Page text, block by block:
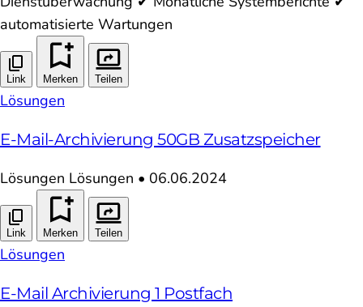
automatisierte Wartungen
Link Merken Teilen
Lösungen
E-Mail-Archivierung 50GB Zusatzspeicher
Lösungen Lösungen • 06.06.2024
Link Merken Teilen
Lösungen
E-Mail Archivierung 1 Postfach